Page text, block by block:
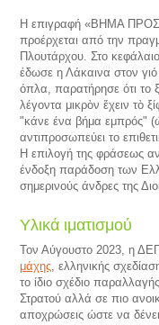
Η επιγραφή «ΒΗΜΑ
προέρχεται από την
Πλουτάρχου. Στο
έδωσε η Λάκαινα στον γιό
όπλα, παρατήρησε ότι το
λέγοντα μικρὸν ἔχειν τὸ
"κάνε ένα βήμα εμπρός"
αντιπροσωπεύει το
Η επιλογή της φράσεως
ένδοξη παράδοση των
σημερινούς άνδρες της
Υλικά ιματισμού
Τον Αύγουστο 2023, η ΔΕΠ
μάχης, ελληνικής
το ίδιο σχέδιο
Στρατού αλλά σε πιο
αποχρώσεις ώστε να